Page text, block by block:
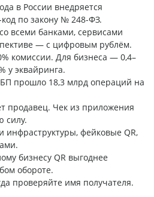
в России внедряется
по закону № 248-ФЗ.
всеми банками, сервисами
— с цифровым рублём.
комиссии. Для бизнеса — 0,4–
у эквайринга.
прошло 18,3 млрд операций на
продавец. Чек из приложения
силу.
инфраструктуры, фейковые QR,
бизнесу QR выгоднее
обороте.
проверяйте имя получателя.